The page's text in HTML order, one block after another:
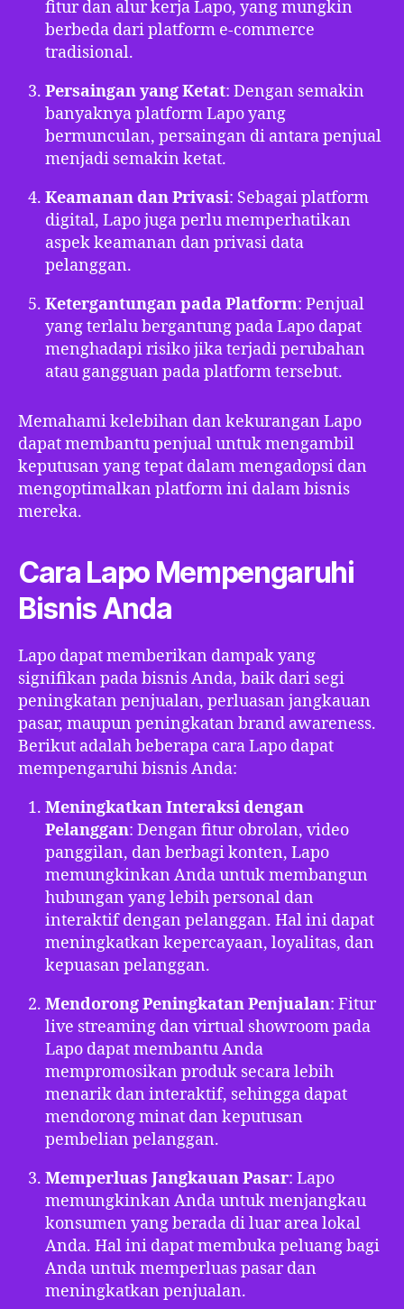
fitur dan alur kerja Lapo, yang mungkin
berbeda dari platform e-commerce
tradisional.
Persaingan yang Ketat: Dengan semakin
banyaknya platform Lapo yang
bermunculan, persaingan di antara penjual
menjadi semakin ketat.
Keamanan dan Privasi: Sebagai platform
digital, Lapo juga perlu memperhatikan
aspek keamanan dan privasi data
pelanggan.
Ketergantungan pada Platform: Penjual
yang terlalu bergantung pada Lapo dapat
menghadapi risiko jika terjadi perubahan
atau gangguan pada platform tersebut.
Memahami kelebihan dan kekurangan Lapo
dapat membantu penjual untuk mengambil
keputusan yang tepat dalam mengadopsi dan
mengoptimalkan platform ini dalam bisnis
mereka.
Cara Lapo Mempengaruhi
Bisnis Anda
Lapo dapat memberikan dampak yang
signifikan pada bisnis Anda, baik dari segi
peningkatan penjualan, perluasan jangkauan
pasar, maupun peningkatan brand awareness.
Berikut adalah beberapa cara Lapo dapat
mempengaruhi bisnis Anda:
Meningkatkan Interaksi dengan
Pelanggan: Dengan fitur obrolan, video
panggilan, dan berbagi konten, Lapo
memungkinkan Anda untuk membangun
hubungan yang lebih personal dan
interaktif dengan pelanggan. Hal ini dapat
meningkatkan kepercayaan, loyalitas, dan
kepuasan pelanggan.
Mendorong Peningkatan Penjualan: Fitur
live streaming dan virtual showroom pada
Lapo dapat membantu Anda
mempromosikan produk secara lebih
menarik dan interaktif, sehingga dapat
mendorong minat dan keputusan
pembelian pelanggan.
Memperluas Jangkauan Pasar: Lapo
memungkinkan Anda untuk menjangkau
konsumen yang berada di luar area lokal
Anda. Hal ini dapat membuka peluang bagi
Anda untuk memperluas pasar dan
meningkatkan penjualan.